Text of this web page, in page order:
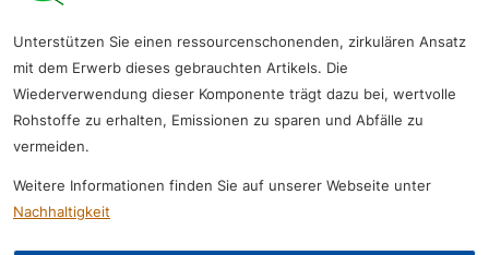
Unterstützen Sie einen ressourcenschonenden, zirkulären Ansatz
mit dem Erwerb dieses gebrauchten Artikels. Die
Wiederverwendung dieser Komponente trägt dazu bei, wertvolle
Rohstoffe zu erhalten, Emissionen zu sparen und Abfälle zu
vermeiden.
Weitere Informationen finden Sie auf unserer Webseite unter
Nachhaltigkeit